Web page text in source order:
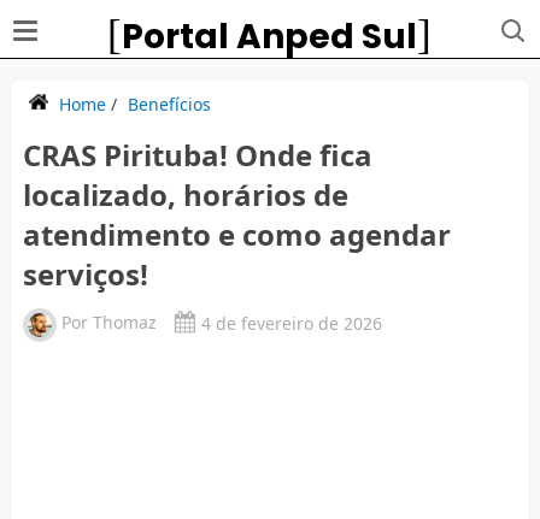
Portal Anped Sul
Home/ Benefícios
CRAS Pirituba! Onde fica
localizado, horários de
atendimento e como agendar
serviços!
Por Thomaz 4 de fevereiro de 2026